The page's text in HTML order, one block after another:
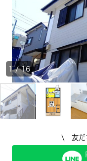
1/16
\ 友だ